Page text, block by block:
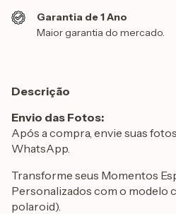
Garantia de 1 Ano
Maior garantia do mercado.
Descrição
Envio das Fotos:
Após a compra, envie suas
WhatsApp.
Transforme seus Momentos
Personalizados com o modelo
polaroid).